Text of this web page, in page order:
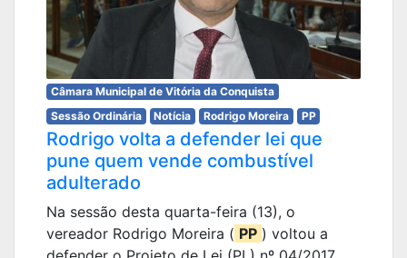
Câmara Municipal de Vitória da Conquista
Sessão Ordinária
Notícia Rodrigo Moreira PP
Rodrigo volta a defender lei que
pune quem vende combustível
adulterado
Na sessão desta quarta-feira (13), o
vereador Rodrigo Moreira ( PP ) voltou a